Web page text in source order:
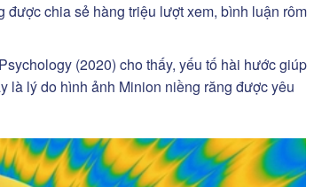
được chia sẻ hàng triệu lượt xem, bình luận rôm
(2020) cho thấy, yếu tố hài hước giúp
là lý do hình ảnh Minion niềng răng được yêu